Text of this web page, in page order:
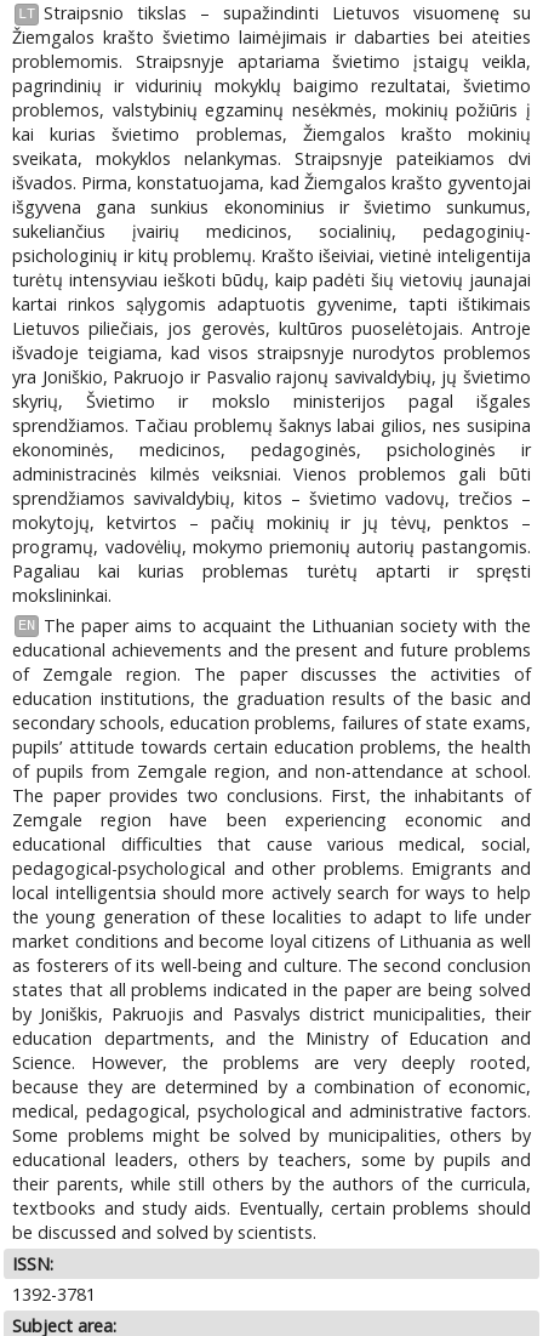
LT Straipsnio tikslas – supažindinti Lietuvos visuomenę su
Žiemgalos krašto švietimo laimėjimais ir dabarties bei ateities
problemomis. Straipsnyje aptariama švietimo įstaigų veikla,
pagrindinių ir vidurinių mokyklų baigimo rezultatai, švietimo
problemos, valstybinių egzaminų nesėkmės, mokinių požiūris į
kai kurias švietimo problemas, Žiemgalos krašto mokinių
sveikata, mokyklos nelankymas. Straipsnyje pateikiamos dvi
išvados. Pirma, konstatuojama, kad Žiemgalos krašto gyventojai
išgyvena gana sunkius ekonominius ir švietimo sunkumus,
sukeliančius įvairių medicinos, socialinių, pedagoginių-
psichologinių ir kitų problemų. Krašto išeiviai, vietinė inteligentija
turėtų intensyviau ieškoti būdų, kaip padėti šių vietovių jaunajai
kartai rinkos sąlygomis adaptuotis gyvenime, tapti ištikimais
Lietuvos piliečiais, jos gerovės, kultūros puoselėtojais. Antroje
išvadoje teigiama, kad visos straipsnyje nurodytos problemos
yra Joniškio, Pakruojo ir Pasvalio rajonų savivaldybių, jų švietimo
skyrių, Švietimo ir mokslo ministerijos pagal išgales
sprendžiamos. Tačiau problemų šaknys labai gilios, nes susipina
ekonominės, medicinos, pedagoginės, psichologinės ir
administracinės kilmės veiksniai. Vienos problemos gali būti
sprendžiamos savivaldybių, kitos – švietimo vadovų, trečios –
mokytojų, ketvirtos – pačių mokinių ir jų tėvų, penktos –
programų, vadovėlių, mokymo priemonių autorių pastangomis.
Pagaliau kai kurias problemas turėtų aptarti ir spręsti
mokslininkai.
EN
The paper aims to acquaint the Lithuanian society with the
educational achievements and the present and future problems
of Zemgale region. The paper discusses the activities of
education institutions, the graduation results of the basic and
secondary schools, education problems, failures of state exams,
pupils’ attitude towards certain education problems, the health
of pupils from Zemgale region, and non-attendance at school.
The paper provides two conclusions. First, the inhabitants of
Zemgale region have been experiencing economic and
educational difficulties that cause various medical, social,
pedagogical-psychological and other problems. Emigrants and
local intelligentsia should more actively search for ways to help
the young generation of these localities to adapt to life under
market conditions and become loyal citizens of Lithuania as well
as fosterers of its well-being and culture. The second conclusion
states that all problems indicated in the paper are being solved
by Joniškis, Pakruojis and Pasvalys district municipalities, their
education departments, and the Ministry of Education and
Science. However, the problems are very deeply rooted,
because they are determined by a combination of economic,
medical, pedagogical, psychological and administrative factors.
Some problems might be solved by municipalities, others by
educational leaders, others by teachers, some by pupils and
their parents, while still others by the authors of the curricula,
textbooks and study aids. Eventually, certain problems should
be discussed and solved by scientists.
ISSN:
1392-3781
Subject area: